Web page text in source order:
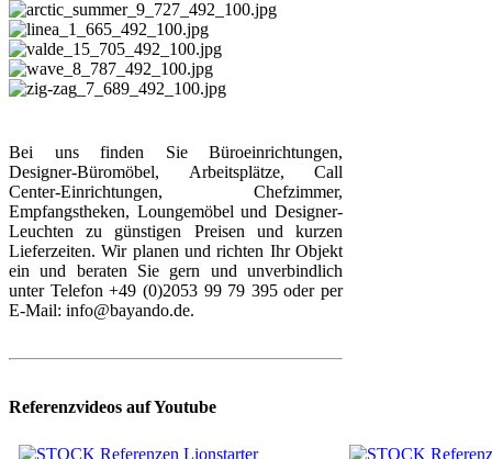
Bei uns finden Sie Büroeinrichtungen,
Designer-Büromöbel, Arbeitsplätze, Call
Center-Einrichtungen, Chefzimmer,
Empfangstheken, Loungemöbel und Designer-
Leuchten zu günstigen Preisen und kurzen
Lieferzeiten. Wir planen und richten Ihr Objekt
ein und beraten Sie gern und unverbindlich
unter Telefon +49 (0)2053 99 79 395 oder per
E-Mail: info@bayando.de.
Referenzvideos auf Youtube